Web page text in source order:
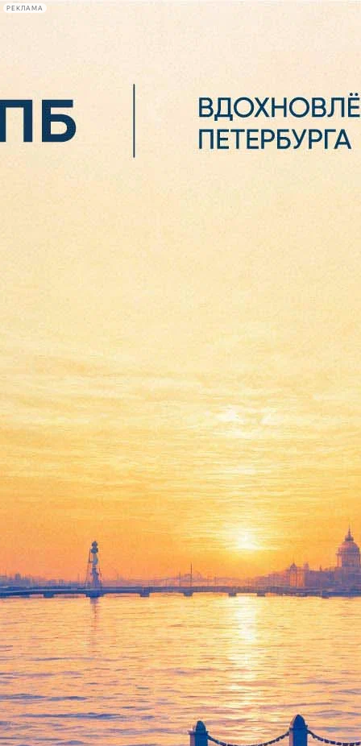
РЕКЛАМА
Сегодня:
2026.08.07
07:43
Над пропастью во ржи
09 апреля 2013, вторник,19.00
Версия для печати
Все спектакли